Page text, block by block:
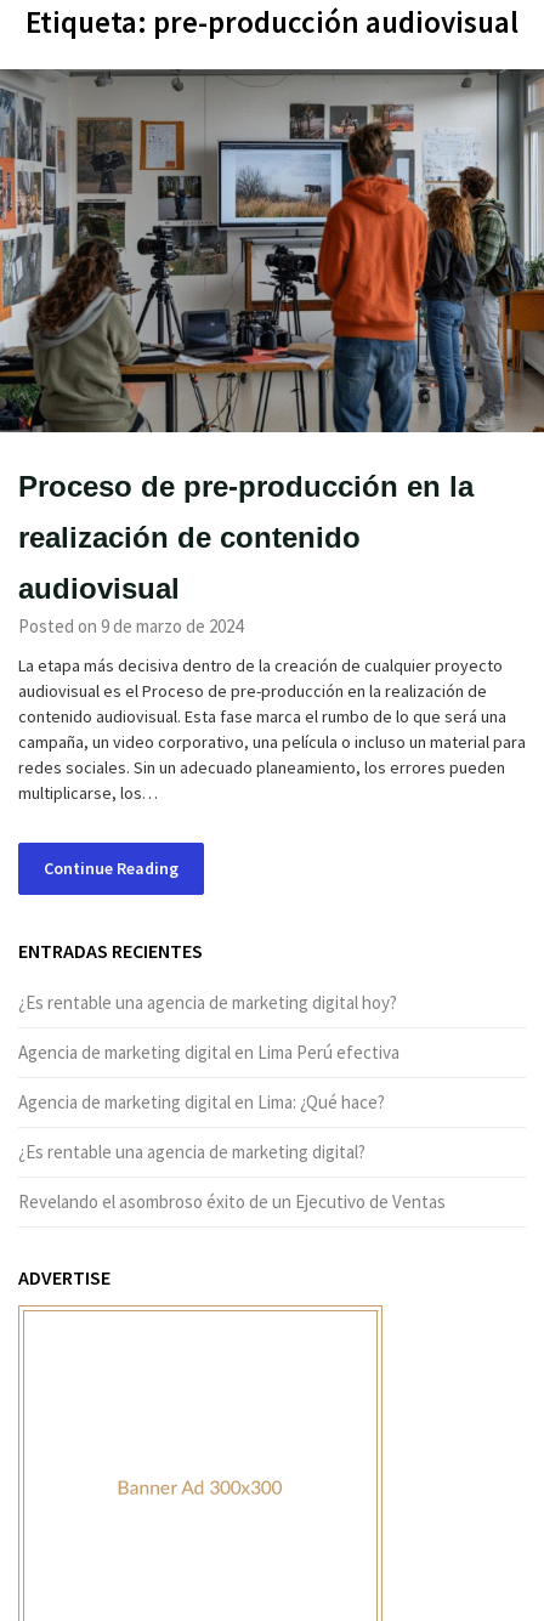
Etiqueta: pre-producción audiovisual
Proceso de pre-producción en la
realización de contenido
audiovisual
Posted on 9 de marzo de 2024
La etapa más decisiva dentro de la creación de cualquier proyecto
audiovisual es el Proceso de pre-producción en la realización de
contenido audiovisual. Esta fase marca el rumbo de lo que será una
campaña, un video corporativo, una película o incluso un material para
redes sociales. Sin un adecuado planeamiento, los errores pueden
multiplicarse, los…
Continue Reading
ENTRADAS RECIENTES
¿Es rentable una agencia de marketing digital hoy?
Agencia de marketing digital en Lima Perú efectiva
Agencia de marketing digital en Lima: ¿Qué hace?
¿Es rentable una agencia de marketing digital?
Revelando el asombroso éxito de un Ejecutivo de Ventas
ADVERTISE